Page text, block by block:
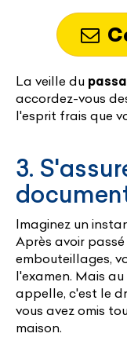
La veille du
accordez-vous
l'esprit frais que
3.
Imaginez un
Après avoir
embouteillages,
l'examen. Mais
appelle, c'est le
vous avez omis
maison.